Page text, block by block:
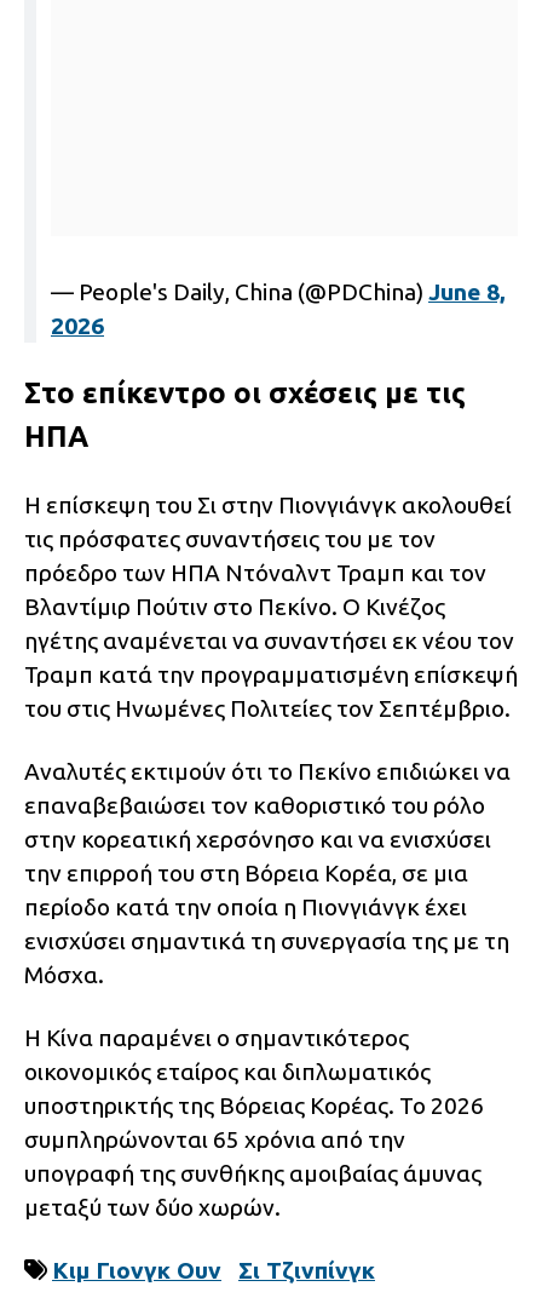
— People's Daily, China (@PDChina) June 8,
2026
Στο επίκεντρο οι σχέσεις με τις
ΗΠΑ
Η επίσκεψη του Σι στην Πιονγιάνγκ ακολουθεί
τις πρόσφατες συναντήσεις του με τον
πρόεδρο των ΗΠΑ Ντόναλντ Τραμπ και τον
Βλαντίμιρ Πούτιν στο Πεκίνο. Ο Κινέζος
ηγέτης αναμένεται να συναντήσει εκ νέου τον
Τραμπ κατά την προγραμματισμένη επίσκεψή
του στις Ηνωμένες Πολιτείες τον Σεπτέμβριο.
Αναλυτές εκτιμούν ότι το Πεκίνο επιδιώκει να
επαναβεβαιώσει τον καθοριστικό του ρόλο
στην κορεατική χερσόνησο και να ενισχύσει
την επιρροή του στη Βόρεια Κορέα, σε μια
περίοδο κατά την οποία η Πιονγιάνγκ έχει
ενισχύσει σημαντικά τη συνεργασία της με τη
Μόσχα.
Η Κίνα παραμένει ο σημαντικότερος
οικονομικός εταίρος και διπλωματικός
υποστηρικτής της Βόρειας Κορέας. Το 2026
συμπληρώνονται 65 χρόνια από την
υπογραφή της συνθήκης αμοιβαίας άμυνας
μεταξύ των δύο χωρών.
Κιμ Γιονγκ Ουν Σι Τζινπίνγκ